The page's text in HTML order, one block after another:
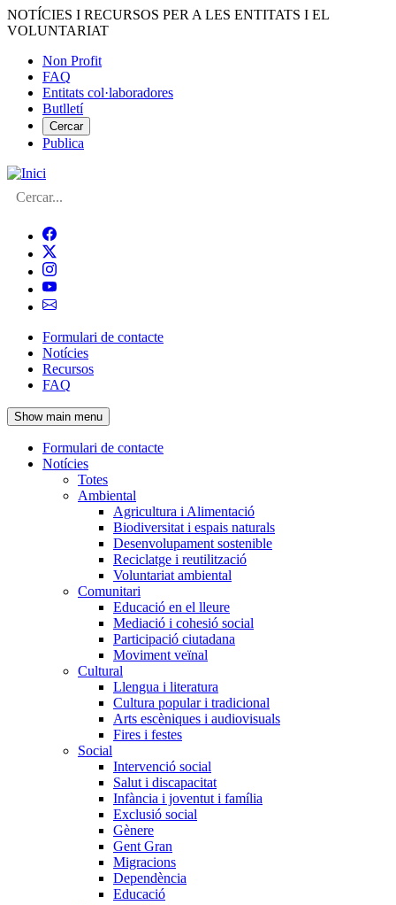
Vés
al
NOTÍCIES I RECURSOS PER A LES ENTITATS I EL
VOLUNTARIAT
Menú
del
compte
d'usuari
Non Profit
FAQ
Entitats col·laboradores
Butlletí
Cercar
Publica
Cerca
Navegació
principal
de
l'encapçalament
Formulari de contacte
Notícies
Recursos
FAQ
Show main menu
Navegació
principal
Formulari de contacte
Notícies
Totes
Ambiental
Agricultura i Alimentació
Biodiversitat i espais naturals
Desenvolupament sostenible
Reciclatge i reutilització
Voluntariat ambiental
Comunitari
Educació en el lleure
Mediació i cohesió social
Participació ciutadana
Moviment veïnal
Cultural
Llengua i literatura
Cultura popular i tradicional
Arts escèniques i audiovisuals
Fires i festes
Social
Intervenció social
Salut i discapacitat
Infància i joventut i família
Exclusió social
Gènere
Gent Gran
Migracions
Dependència
Educació